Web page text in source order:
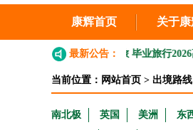
康辉首页 关于
最新公告：
业季季青春之旅 毕业旅行2026高考生
当前位置： 网站首页 > 出境路线
南北极 英国 美洲 东